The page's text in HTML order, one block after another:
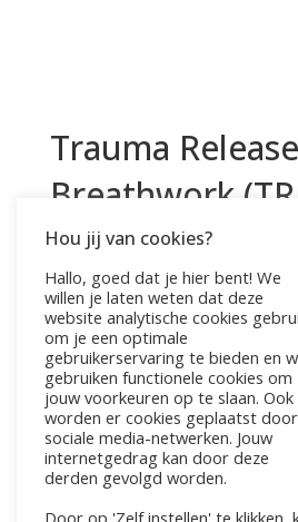
Trauma
Breathwork
opstellingen
door Pauline|jan 31, 2024
Ontdek de helende kracht
Familieopstellingen in
Trauma Release &
effectieve therapieën
lagen van jezelf te
op te lossen. Stap voorbij
Hou jij van cookies?
Hallo, goed dat je hier bent! We
willen je laten weten dat deze
website analytische cookies
om je een optimale
gebruikerservaring te bieden en
gebruiken functionele cookies om
jouw voorkeuren op te slaan. Ook
worden er cookies geplaatst door
sociale media-netwerken. Jouw
internetgedrag kan door deze
derden gevolgd worden.
Door op 'Zelf instellen' te klikken,